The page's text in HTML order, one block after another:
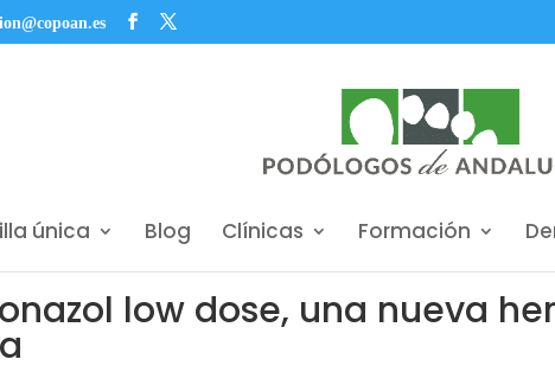
única Blog Clínicas Formación
low dose, una nueva